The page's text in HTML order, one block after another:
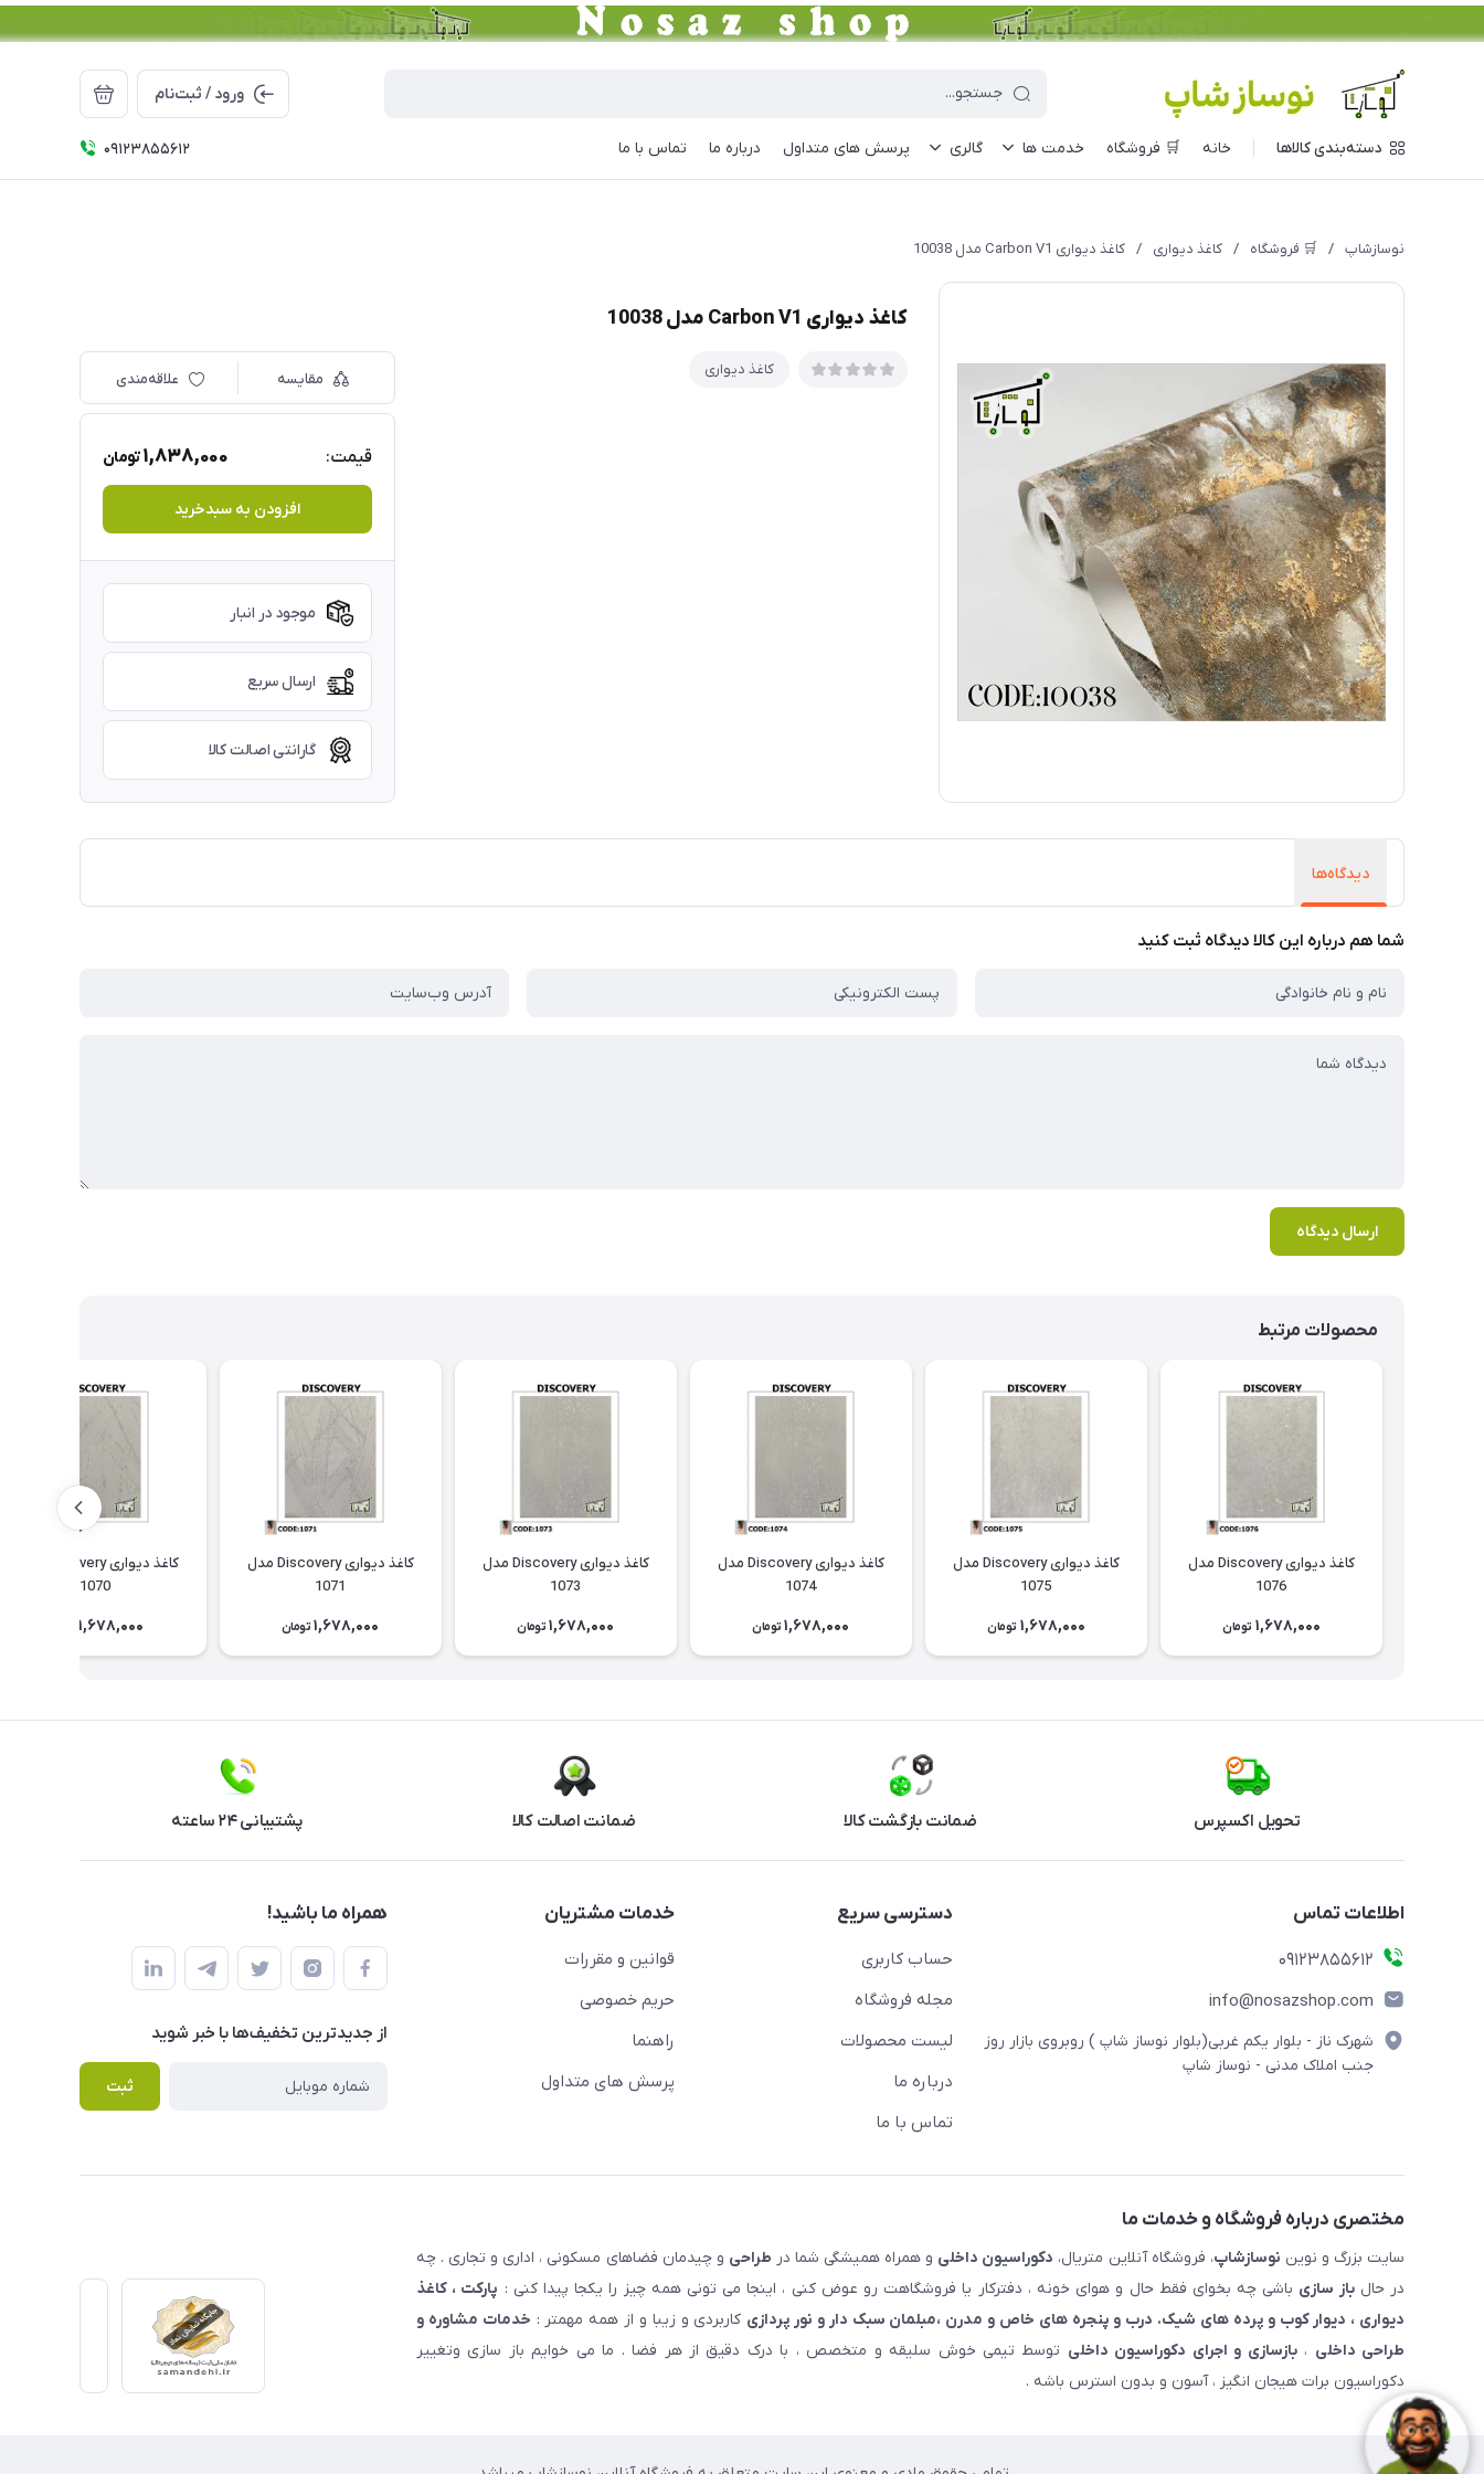
ورود / ثبت‌نام
دسته‌بندی کالاها خانه 🛒 فروشگاه خدمت ها گالری پرسش های متداول درباره ما تماس با ما 09123855612
نوسازشاپ / 🛒 فروشگاه / کاغذ دیواری / کاغذ دیواری Carbon V1 مدل 10038
کاغذ دیواری Carbon V1 مدل 10038
کاغذ دیواری
مقایسه علاقه‌مندی
قیمت: 1,838,000تومان
افزودن به سبدخرید
موجود در انبار
ارسال سریع
گارانتی اصالت کالا
دیدگاه‌ها
شما هم درباره این کالا دیدگاه ثبت کنید
ارسال دیدگاه
محصولات مرتبط
کاغذ دیواری Discovery مدل
1076
1,678,000 تومان
کاغذ دیواری Discovery مدل
1075
1,678,000 تومان
کاغذ دیواری Discovery مدل
1074
1,678,000 تومان
کاغذ دیواری Discovery مدل
1073
1,678,000 تومان
کاغذ دیواری Discovery مدل
1071
1,678,000 تومان
1070
1,678,000
تحویل اکسپرس ضمانت بازگشت کالا ضمانت اصالت کالا پشتیبانی ۲۴ ساعته
اطلاعات تماس
09123855612
info@nosazshop.com
شهرک ناز - بلوار یکم غربی(بلوار نوساز شاپ ) روبروی بازار روز
جنب املاک مدنی - نوساز شاپ
دسترسی سریع
حساب کاربری
مجله فروشگاه
لیست محصولات
درباره ما
تماس با ما
خدمات مشتریان
قوانین و مقررات
حریم خصوصی
راهنما
پرسش های متداول
همراه ما باشید!
از جدید‌ترین تخفیف‌ها با‌ خبر شوید
ثبت
مختصری درباره فروشگاه و خدمات ما
سایت بزرگ و نوین نوسازشاپ، فروشگاه آنلاین متریال، دکوراسیون داخلی و همراه همیشگی شما در طراحی و چیدمان فضاهای مسکونی ، اداری و تجاری . چه
در حالباز سازی باشی چه بخوای فقط حال و هوای خونه ، دفترکار یا فروشگاهت رو عوض کنی ، اینجا می تونی همه چیز را یکجا پیدا کنی : پارکت ، کاغذ
دیواری ، دیوار کوب و پرده های شیک. درب و پنجره های خاص و مدرن ،مبلمان سبک دار و نور پردازی کاربردی و زیبا و از همه مهمتر : خدمات مشاوره و
طراحی داخلی ،بازسازی و اجرای دکوراسیون داخلی توسط تیمی خوش سلیقه و متخصص ، با درک دقیق از هر فضا . ما می خوایم باز سازی وتغییر
دکوراسیون برات هیجان انگیز ، آسون و بدون استرس باشه .